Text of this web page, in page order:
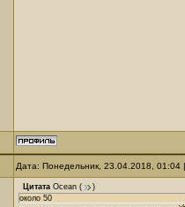
Дата: Понедельник, 23.04.2018,
Цитата Ocean (
)
около 50